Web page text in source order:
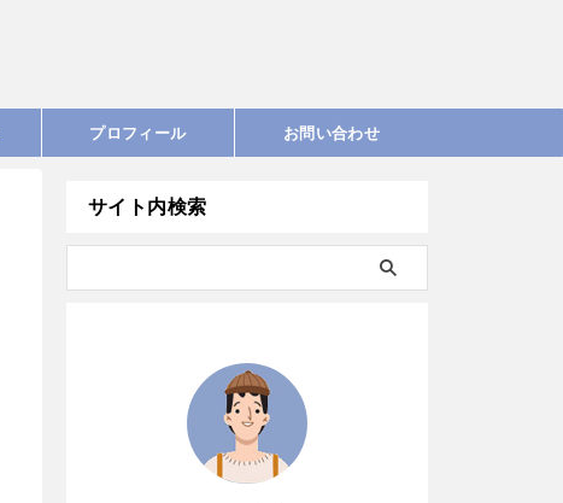
プロフィール お問い合わせ
サイト内検索